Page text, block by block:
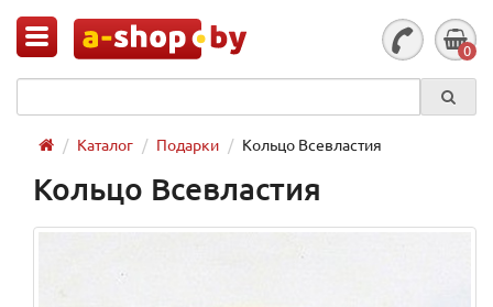
0
Каталог Подарки Кольцо Всевластия
Кольцо Всевластия